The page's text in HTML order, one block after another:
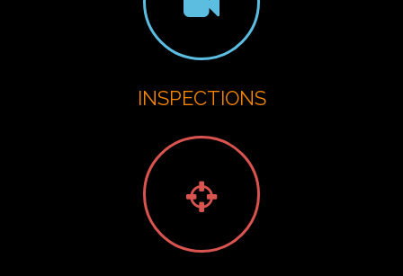
INSPECTIONS